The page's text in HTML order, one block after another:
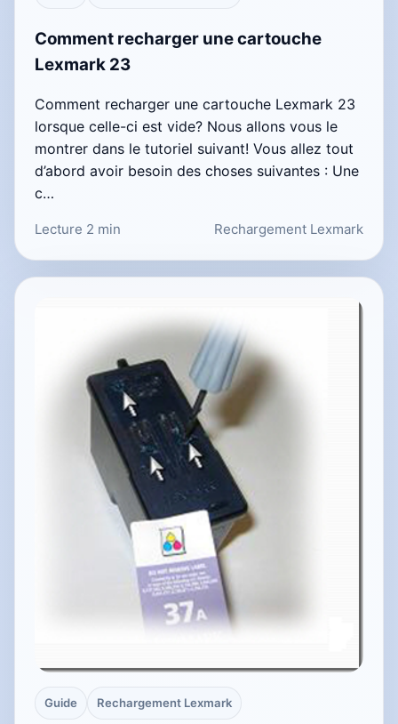
Comment recharger une cartouche
Lexmark 23
Comment recharger une cartouche Lexmark 23
lorsque celle-ci est vide? Nous allons vous le
montrer dans le tutoriel suivant! Vous allez tout
d’abord avoir besoin des choses suivantes : Une
c…
Lecture 2 min Rechargement Lexmark
Guide Rechargement Lexmark